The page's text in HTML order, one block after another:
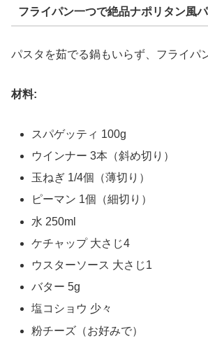
フライパン一つで絶品ナポリタン風
パスタを茹でる鍋もいらず、フライパ
材料:
スパゲッティ 100g
ウインナー 3本（斜め切り）
玉ねぎ 1/4個（薄切り）
ピーマン 1個（細切り）
水 250ml
ケチャップ 大さじ4
ウスターソース 大さじ1
バター 5g
塩コショウ 少々
粉チーズ（お好みで）